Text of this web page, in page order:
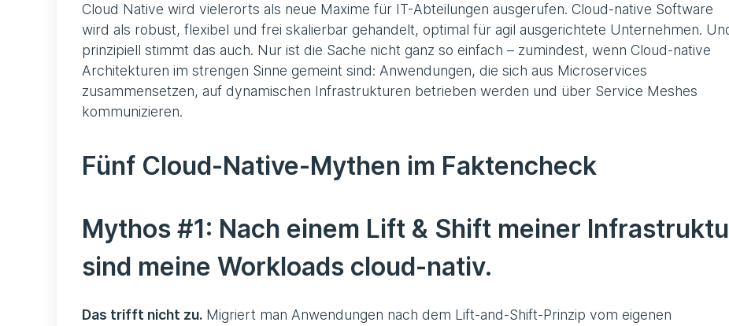
Cloud Native wird vielerorts als neue Maxime für IT-Abteilungen ausgerufen. Cloud-native Software
wird als robust, flexibel und frei skalierbar gehandelt, optimal für agil ausgerichtete Unternehmen.
prinzipiell stimmt das auch. Nur ist die Sache nicht ganz so einfach – zumindest, wenn Cloud-native
Architekturen im strengen Sinne gemeint sind: Anwendungen, die sich aus Microservices
zusammensetzen, auf dynamischen Infrastrukturen betrieben werden und über Service Meshes
kommunizieren.
Fünf Cloud-Native-Mythen im Faktencheck
Mythos #1: Nach einem Lift & Shift meiner
sind meine Workloads cloud-nativ.
Das trifft nicht zu. Migriert man Anwendungen nach dem Lift-and-Shift-Prinzip vom eigenen